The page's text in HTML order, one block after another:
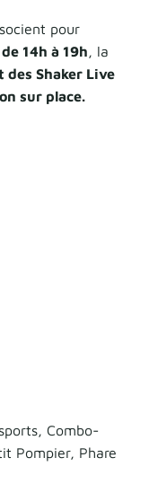
pour
de 14h à 19h, la
des Shaker Live
sur place.
Combo-
Pompier, Phare